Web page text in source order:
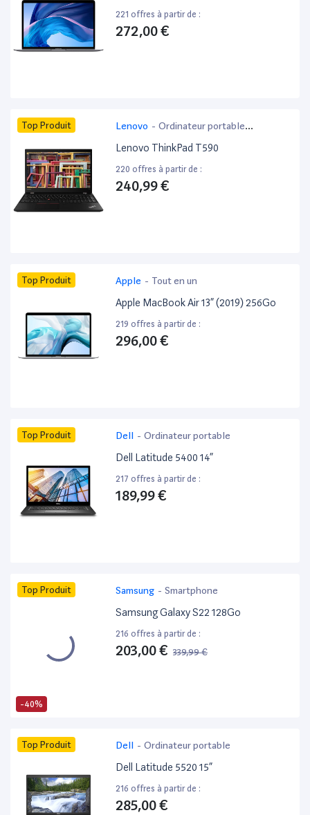
221 offres à partir de :
272,00 €
Top Produit Lenovo - Ordinateur portable
bureautique
Lenovo ThinkPad T590
220 offres à partir de :
240,99 €
Top Produit Apple - Tout en un
Apple MacBook Air 13” (2019) 256Go
219 offres à partir de :
296,00 €
Top Produit Dell - Ordinateur portable
Dell Latitude 5400 14”
217 offres à partir de :
189,99 €
-40%
Top Produit Samsung - Smartphone
Samsung Galaxy S22 128Go
216 offres à partir de :
203,00 € 339,99 €
Top Produit Dell - Ordinateur portable
Dell Latitude 5520 15”
216 offres à partir de :
285,00 €